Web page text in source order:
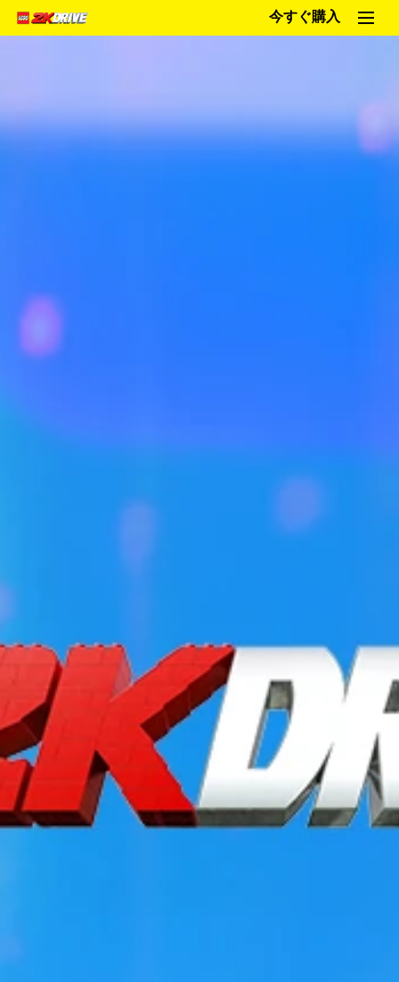
今すぐ購入